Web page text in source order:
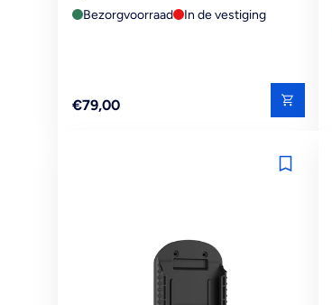
Bezorgvoorraad In de vestiging
Reguliere
€79,00